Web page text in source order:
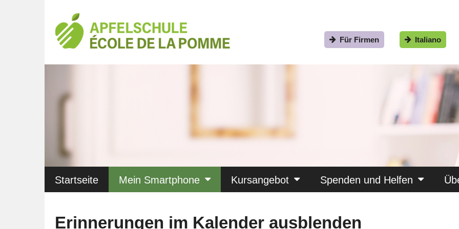
Italiano
Für Firmen
Startseite Mein Smartphone Kursangebot Spenden und Helfen
Erinnerungen im Kalender ausblenden